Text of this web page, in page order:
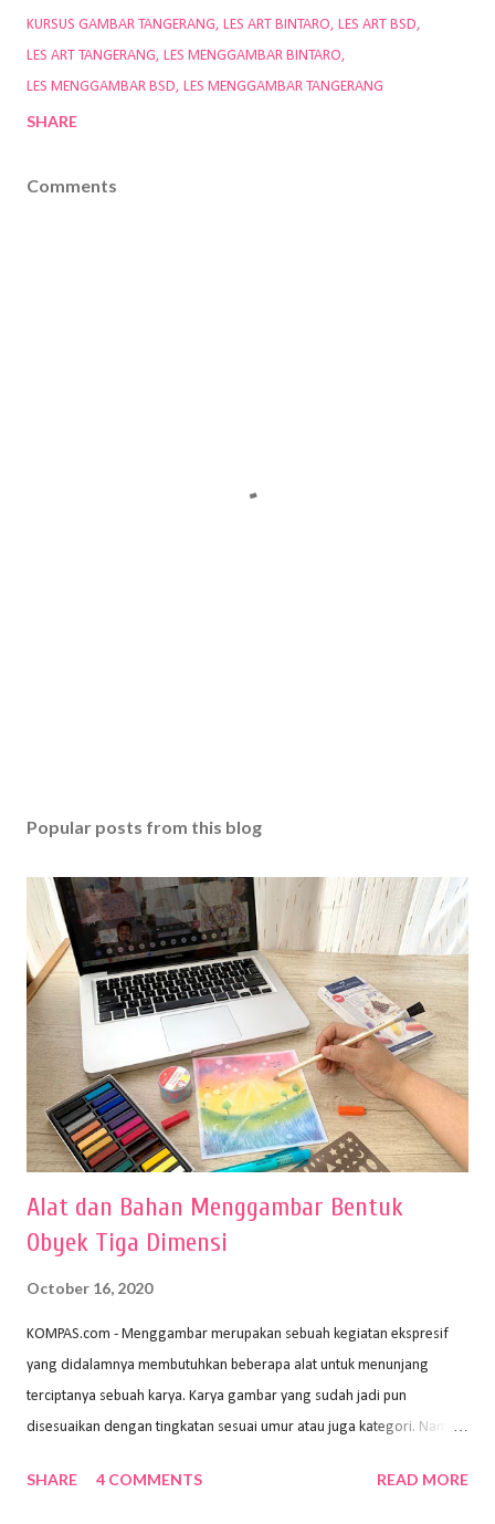
KURSUS GAMBAR TANGERANG
LES ART BINTARO
LES ART BSD
LES ART TANGERANG
LES MENGGAMBAR BINTARO
LES MENGGAMBAR BSD
LES MENGGAMBAR TANGERANG
SHARE
Comments
Popular posts from this blog
Alat dan Bahan Menggambar Bentuk
Obyek Tiga Dimensi
October 16, 2020
KOMPAS.com - Menggambar merupakan sebuah kegiatan ekspresif
yang didalamnya membutuhkan beberapa alat untuk menunjang
terciptanya sebuah karya. Karya gambar yang sudah jadi pun
disesuaikan dengan tingkatan sesuai umur atau juga kategori. Namun,
sehingga hasilnya bisa dilihat. Peran alat dan bahan sangat
SHARE 4 COMMENTS READ MORE